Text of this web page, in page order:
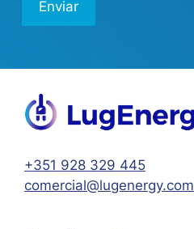
+351 928 329 445
comercial@lugenergy.com